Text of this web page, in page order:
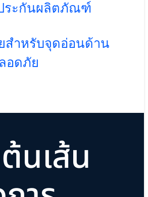
ระกันผลิตภัณฑ์
สำหรับจุดอ่อนด้าน
อดภัย
นเส้น